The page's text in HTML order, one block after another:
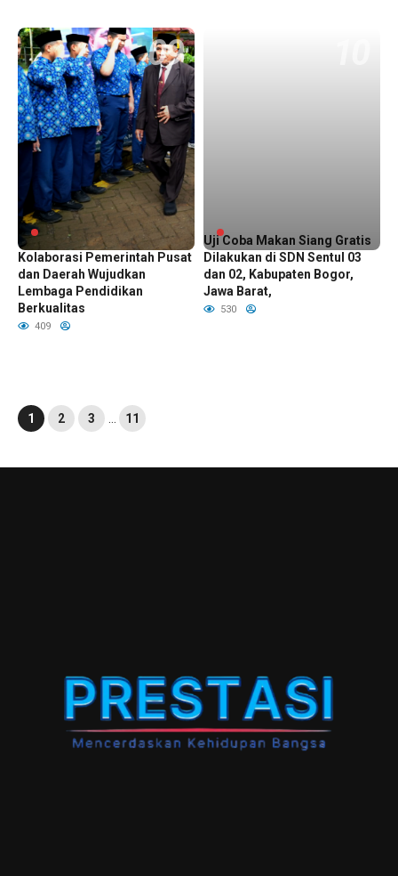
Kemendikdasmen,
Kolaborasi Pemerintah Pusat
dan Daerah Wujudkan
Lembaga Pendidikan
Berkualitas
409
Uji Coba Makan Siang Gratis
Dilakukan di SDN Sentul 03
dan 02, Kabupaten Bogor,
Jawa Barat,
530
1 2 3 11